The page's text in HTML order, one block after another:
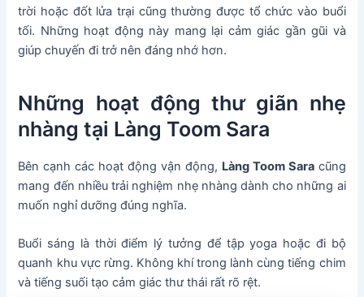
trời hoặc đốt lửa trại cũng thường được tổ chức vào buổi
tối. Những hoạt động này mang lại cảm giác gần gũi và
giúp chuyến đi trở nên đáng nhớ hơn.
Những hoạt động thư giãn nhẹ
nhàng tại Làng Toom Sara
Bên cạnh các hoạt động vận động, Làng Toom Saracũng
mang đến nhiều trải nghiệm nhẹ nhàng dành cho những ai
muốn nghỉ dưỡng đúng nghĩa.
Buổi sáng là thời điểm lý tưởng để tập yoga hoặc đi bộ
quanh khu vực rừng. Không khí trong lành cùng tiếng chim
và tiếng suối tạo cảm giác thư thái rất rõ rệt.